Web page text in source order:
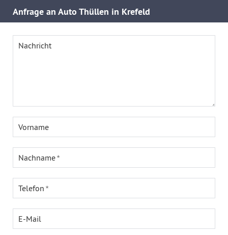
Anfrage an Auto Thüllen in Krefeld
Nachricht
Vorname
Nachname
Telefon
E-Mail